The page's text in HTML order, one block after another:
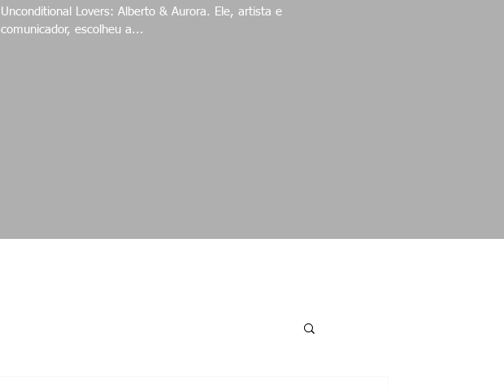
Unconditional Lovers: Alberto & Aurora. Ele, artista e
comunicador, escolheu a...